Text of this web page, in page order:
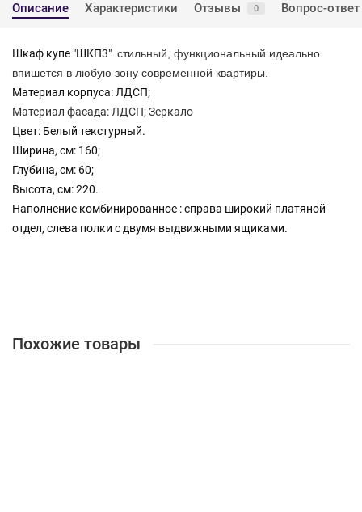
Описание Характеристики Отзывы 0 Вопрос-ответ
Шкаф купе "ШКП3" стильный, функциональный идеально
впишется в любую зону современной квартиры.
Материал корпуса: ЛДСП;
Материал фасада: ЛДСП; Зеркало
Цвет: Белый текстурный.
Ширина, см: 160;
Глубина, см: 60;
Высота, см: 220.
Наполнение комбинированное : справа широкий платяной
отдел, слева полки с двумя выдвижными ящиками.
Похожие товары